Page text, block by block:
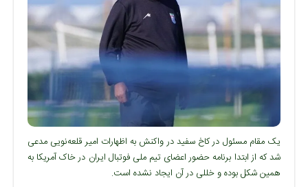
یک مقام مسئول در کاخ سفید در واکنش به اظهارات امیر قلعه‌نویی مدعی
شد که از ابتدا برنامه حضور اعضای تیم ملی فوتبال ایران در خاک آمریکا به
همین شکل بوده و خللی در آن ایجاد نشده است.